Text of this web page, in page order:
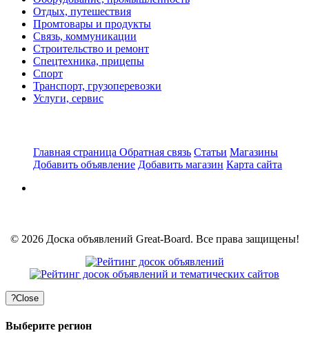
Отдых, путешествия
Промтовары и продукты
Связь, коммуникации
Строительство и ремонт
Спецтехника, прицепы
Спорт
Транспорт, грузоперевозки
Услуги, сервис
Главная страница Обратная связь Статьи Магазины
Добавить объявление Добавить магазин Карта сайта
© 2026 Доска объявлений Great-Board. Все права защищены!
?Close
Выберите регион